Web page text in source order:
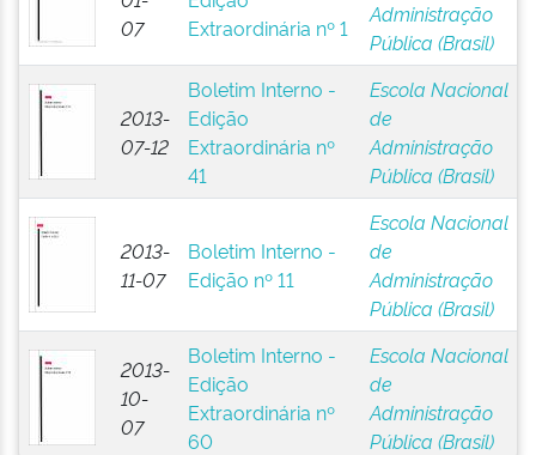
07
Extraordinária nº 1
Administração
Pública (Brasil)
2013-
07-12
Boletim Interno -
Edição
Extraordinária nº
41
Escola Nacional
de
Administração
Pública (Brasil)
2013-
11-07
Boletim Interno -
Edição nº 11
Escola Nacional
de
Administração
Pública (Brasil)
2013-
10-
07
Boletim Interno -
Edição
Extraordinária nº
60
Escola Nacional
de
Administração
Pública (Brasil)